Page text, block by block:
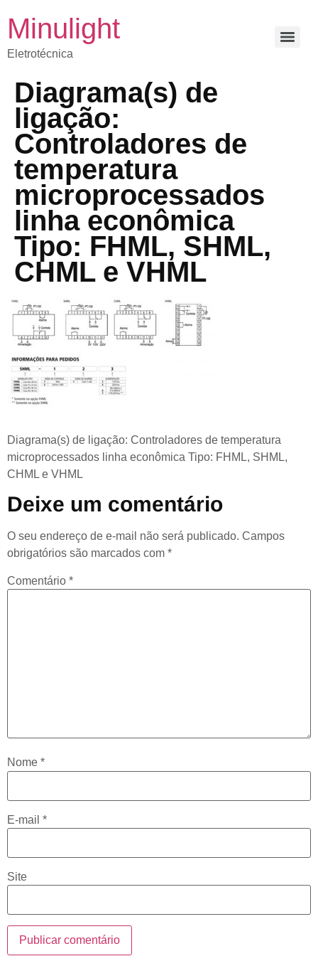
Minulight
Eletrotécnica
Diagrama(s) de
ligação:
Controladores de
temperatura
microprocessados
linha econômica
Tipo: FHML, SHML,
CHML e VHML
Diagrama(s) de ligação: Controladores de temperatura
microprocessados linha econômica Tipo: FHML, SHML,
CHML e VHML
Deixe um comentário
O seu endereço de e-mail não será publicado. Campos
obrigatórios são marcados com *
Comentário *
Nome *
E-mail *
Site